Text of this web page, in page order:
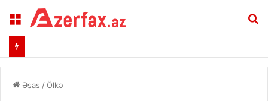
Menu
Əsas /Ölkə